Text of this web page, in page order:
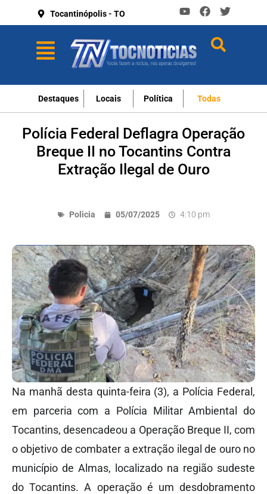
Tocantinópolis - TO
Destaques Locais Política Todas
Polícia Federal Deflagra Operação
Breque II no Tocantins Contra
Extração Ilegal de Ouro
Policia 05/07/2025 4:10 pm
Na manhã desta quinta-feira (3), a Polícia Federal,
em parceria com a Polícia Militar Ambiental do
Tocantins, desencadeou a Operação Breque II, com
o objetivo de combater a extração ilegal de ouro no
município de Almas, localizado na região sudeste
do Tocantins. A operação é um desdobramento